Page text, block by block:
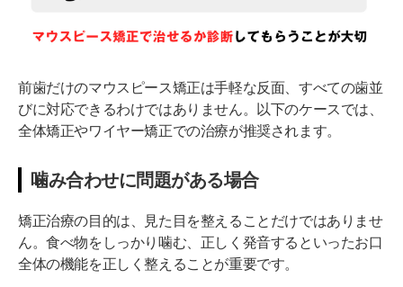
前歯だけのマウスピース矯正は手軽な反面、すべての歯並
びに対応できるわけではありません。以下のケースでは、
全体矯正やワイヤー矯正での治療が推奨されます。
噛み合わせに問題がある場合
矯正治療の目的は、見た目を整えることだけではありませ
ん。食べ物をしっかり噛む、正しく発音するといったお口
全体の機能を正しく整えることが重要です。